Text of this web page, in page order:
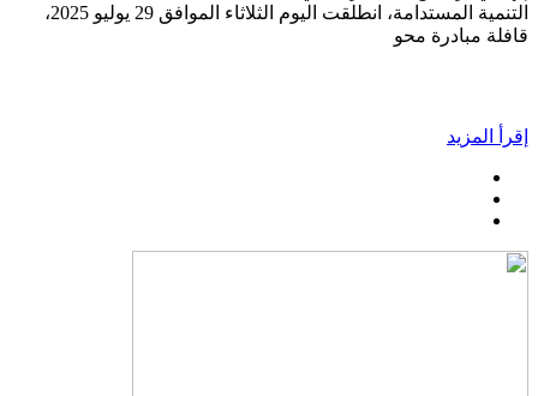
التنمية المستدامة، انطلقت اليوم الثلاثاء الموافق 29 يوليو 2025،
قافلة مبادرة محو
إقرأ المزيد